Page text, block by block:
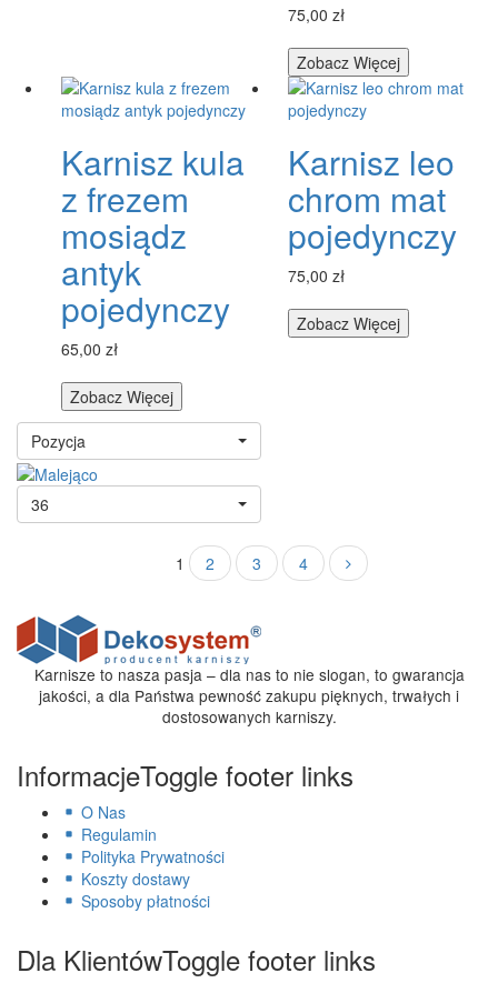
75,00 zł
Zobacz Więcej
Karnisz kula
z frezem
mosiądz
antyk
pojedynczy
65,00 zł
Zobacz Więcej
Karnisz leo
chrom mat
pojedynczy
75,00 zł
Zobacz Więcej
Pozycja
36
1 2 3 4
Karnisze to nasza pasja – dla nas to nie slogan, to gwarancja
jakości, a dla Państwa pewność zakupu pięknych, trwałych i
dostosowanych karniszy.
InformacjeToggle footer links
O Nas
Regulamin
Polityka Prywatności
Koszty dostawy
Sposoby płatności
Dla KlientówToggle footer links